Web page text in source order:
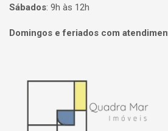
Sábados: 9h às 12h
Domingos e feriados com